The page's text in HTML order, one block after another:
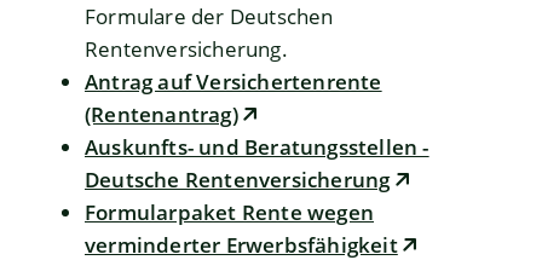
Formulare der Deutschen
Rentenversicherung.
Antrag auf Versichertenrente
(Rentenantrag)
Auskunfts- und Beratungsstellen -
Deutsche Rentenversicherung
Formularpaket Rente wegen
verminderter Erwerbsfähigkeit